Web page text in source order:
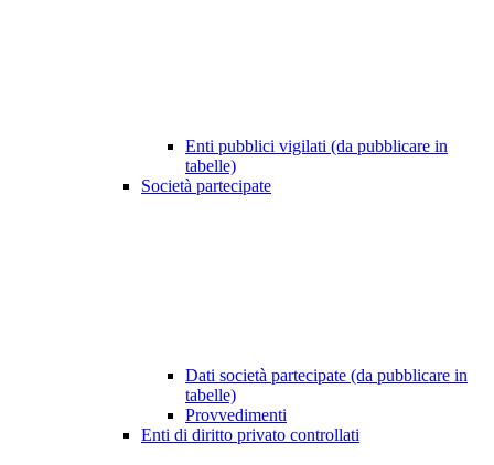
Enti pubblici vigilati (da pubblicare in
tabelle)
Società partecipate
Dati società partecipate (da pubblicare in
tabelle)
Provvedimenti
Enti di diritto privato controllati